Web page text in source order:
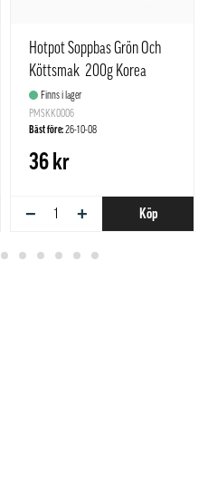
Hotpot Soppbas Grön Och
Köttsmak 200g Korea
Finns i lager
PMSKK0006
Bäst före:26-10-08
36 kr
− + Köp